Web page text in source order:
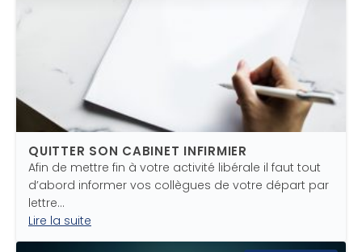
QUITTER SON CABINET INFIRMIER
Afin de mettre fin à votre activité libérale il faut tout
d’abord informer vos collègues de votre départ par
lettre…
Lire la suite